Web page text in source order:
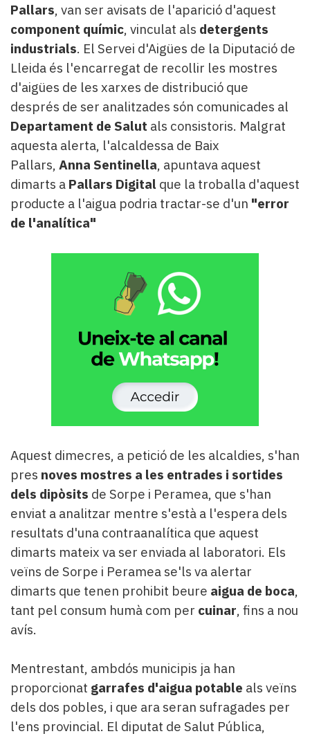
Pallars, van ser avisats de l'aparició d'aquest
component químic, vinculat als detergents
industrials. El Servei d'Aigües de la Diputació de
Lleida és l'encarregat de recollir les mostres
d'aigües de les xarxes de distribució que
després de ser analitzades són comunicades al
Departament de Salut als consistoris. Malgrat
aquesta alerta, l'alcaldessa de Baix
Pallars, Anna Sentinella, apuntava aquest
dimarts a Pallars Digital que la troballa d'aquest
producte a l'aigua podria tractar-se d'un "error
de l'analítica"
Aquest dimecres, a petició de les alcaldies, s'han
pres noves mostres a les entrades i sortides
dels dipòsits de Sorpe i Peramea, que s'han
enviat a analitzar mentre s'està a l'espera dels
resultats d'una contraanalítica que aquest
dimarts mateix va ser enviada al laboratori. Els
veïns de Sorpe i Peramea se'ls va alertar
dimarts que tenen prohibit beure aigua de boca,
tant pel consum humà com per cuinar, fins a nou
avís.
Mentrestant, ambdós municipis ja han
proporcionat garrafes d'aigua potable als veïns
dels dos pobles, i que ara seran sufragades per
l'ens provincial. El diputat de Salut Pública,